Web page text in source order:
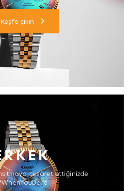
Keşfe çıkın
cesaret ettiğinizde